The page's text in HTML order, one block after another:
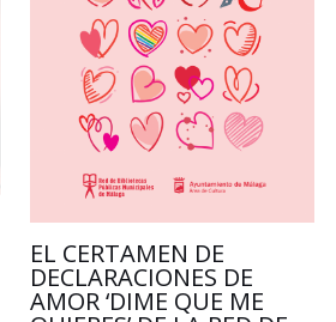
EL CERTAMEN DE
DECLARACIONES DE
AMOR ‘DIME QUE ME